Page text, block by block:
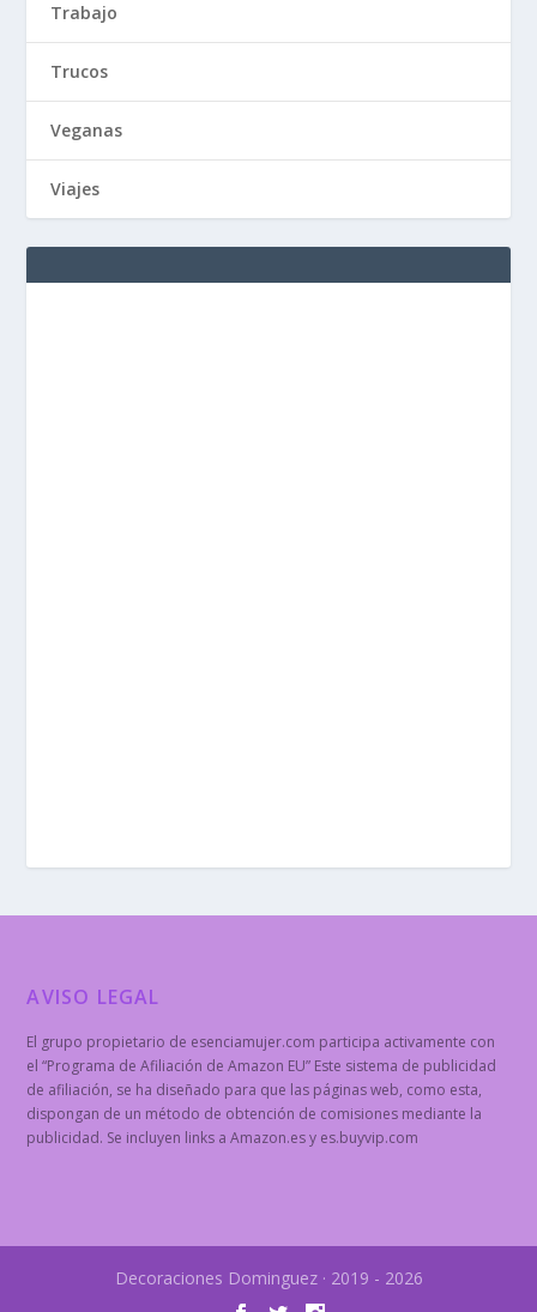
Trabajo
Trucos
Veganas
Viajes
AVISO LEGAL
El grupo propietario de esenciamujer.com participa activamente con
el “Programa de Afiliación de Amazon EU” Este sistema de publicidad
de afiliación, se ha diseñado para que las páginas web, como esta,
dispongan de un método de obtención de comisiones mediante la
publicidad. Se incluyen links a Amazon.es y es.buyvip.com
Decoraciones Dominguez · 2019 - 2026